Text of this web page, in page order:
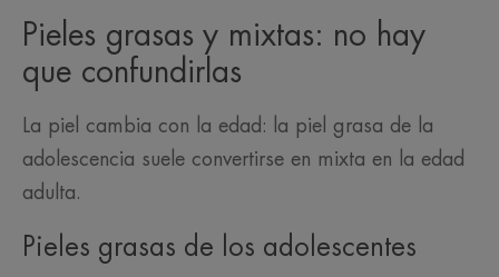
Pieles grasas y mixtas: no hay
que confundirlas
La piel cambia con la edad: la piel grasa de la
adolescencia suele convertirse en mixta en la edad
adulta.
Pieles grasas de los adolescentes